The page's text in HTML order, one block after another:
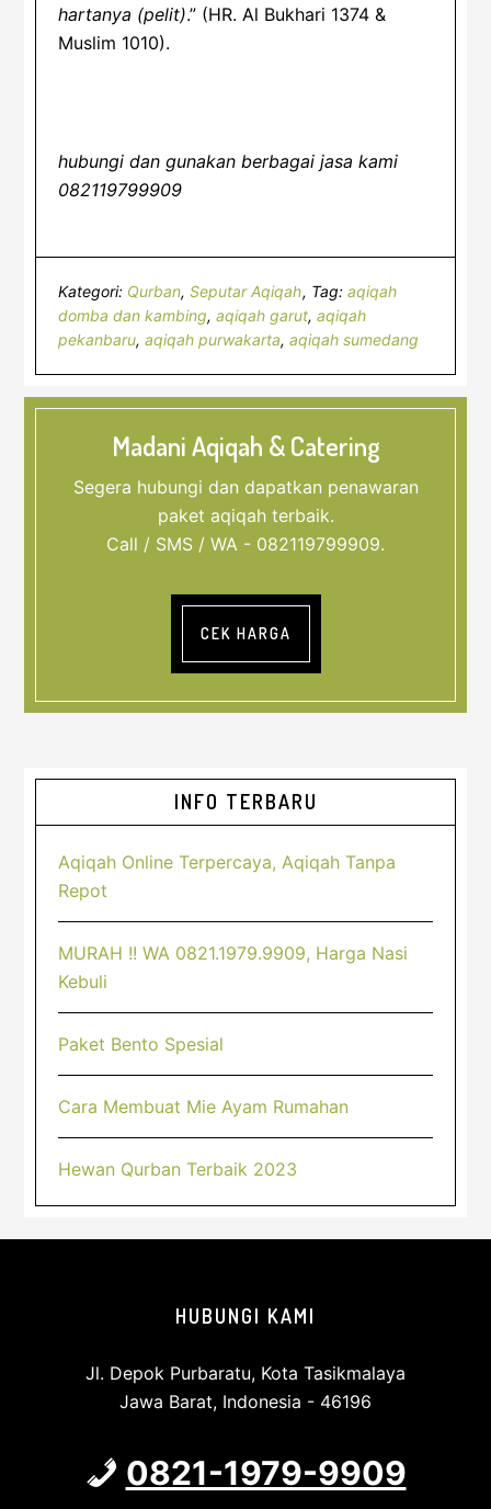
hartanya (pelit).” (HR. Al Bukhari 1374 &
Muslim 1010).
hubungi dan gunakan berbagai jasa kami
082119799909
Kategori: Qurban,Seputar Aqiqah Tag:aqiqah
domba dan kambing,aqiqah garut,aqiqah
pekanbaru,aqiqah purwakarta,aqiqah sumedang
Madani Aqiqah & Catering
Segera hubungi dan dapatkan penawaran
paket aqiqah terbaik.
Call / SMS / WA - 082119799909.
CEK HARGA
Sidebar
Utama
INFO TERBARU
Aqiqah Online Terpercaya, Aqiqah Tanpa
Repot
MURAH !! WA 0821.1979.9909, Harga Nasi
Kebuli
Paket Bento Spesial
Cara Membuat Mie Ayam Rumahan
Hewan Qurban Terbaik 2023
HUBUNGI KAMI
Jl. Depok Purbaratu, Kota Tasikmalaya
Jawa Barat, Indonesia - 46196
0821-1979-9909